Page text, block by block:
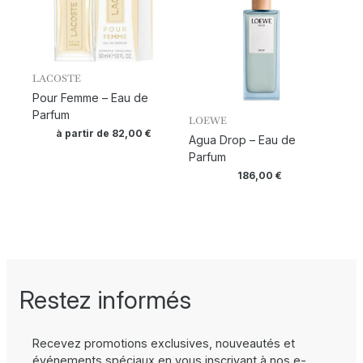
LACOSTE
Pour Femme – Eau de
Parfum
à partir de 82,00 €
LOEWE
Agua Drop – Eau de
Parfum
186,00 €
Restez informés
Recevez promotions exclusives, nouveautés et
événements spéciaux en vous inscrivant à nos e-